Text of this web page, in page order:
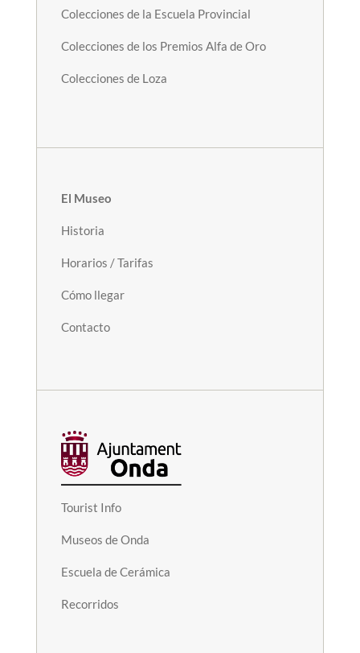
Colecciones de la Escuela Provincial
Colecciones de los Premios Alfa de Oro
Colecciones de Loza
El Museo
Historia
Horarios / Tarifas
Cómo llegar
Contacto
Tourist Info
Museos de Onda
Escuela de Cerámica
Recorridos